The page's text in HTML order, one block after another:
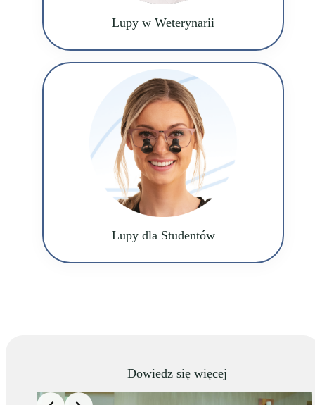
Lupy w Weterynarii
Lupy dla Studentów
Dowiedz się więcej
Slide 4 of 4